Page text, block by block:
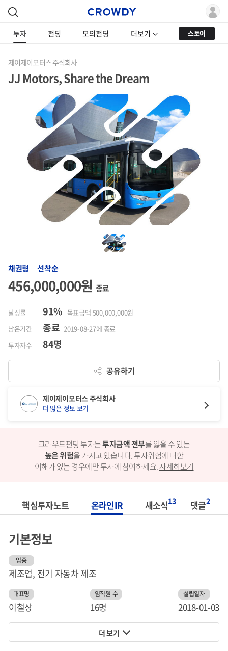
투자 펀딩 모의펀딩 더보기 스토어
제이제이모터스 주식회사
JJ Motors, Share the Dream
채권형 선착순
456,000,000원 종료
달성률 91% 목표금액 500,000,000원
남은기간
종료 2019-08-27에 종료
투자자수
84명
공유하기
크라우드펀딩 투자는투자금액 전부를 잃을 수 있는
높은 위험을 가지고 있습니다.투자위험에 대한
이해가 있는 경우에만 투자에 참여하세요.자세히보기
제이제이모터스 주식회사
더 많은 정보 보기
핵심투자노트 온라인IR 새소식13 댓글2
기본정보
업종
제조업, 전기 자동차 제조
대표명
이철상
임직원 수
16명
설립일자
2018-01-03
더 보기